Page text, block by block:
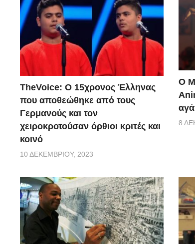
TheVoice: Ο 15χρονος Έλληνας
που αποθεώθηκε από τους
Γερμανούς και τον
χειροκροτούσαν όρθιοι κριτές και
κοινό
10 ΔΕΚΕΜΒΡΊΟΥ, 2023
Ο
8